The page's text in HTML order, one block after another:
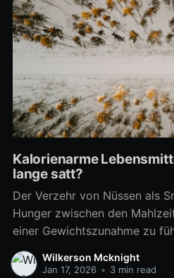
Kalorienarme
lange satt?
Der Verzehr von Nüssen als
Hunger zwischen den
einer Gewichtszunahme zu
kalorienreiches Lebensmittel
nährstoffreich und erhöhen
Wilkerson Mcknight
Jan 17, 2026 • 3 min read